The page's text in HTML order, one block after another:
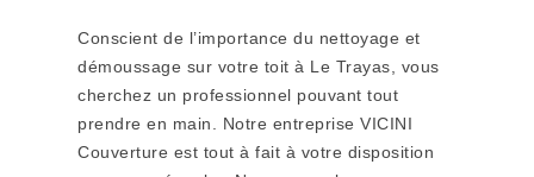
Conscient de l’importance du nettoyage et
démoussage sur votre toit à Le Trayas, vous
cherchez un professionnel pouvant tout
prendre en main. Notre entreprise VICINI
Couverture est tout à fait à votre disposition